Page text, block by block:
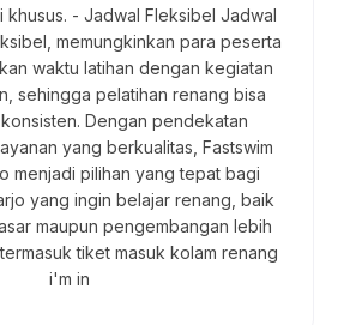
khusus. - Jadwal Fleksibel Jadwal
memungkinkan para peserta
waktu latihan dengan kegiatan
sehingga pelatihan renang bisa
Dengan pendekatan
yang berkualitas, Fastswim
menjadi pilihan yang tepat bagi
yang ingin belajar renang, baik
maupun pengembangan lebih
tiket masuk kolam renang
i'm in